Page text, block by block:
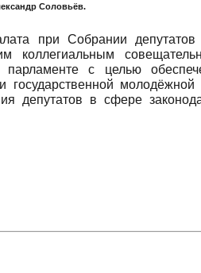
Соловьёв.
при Собрании депутатов
коллегиальным
с целью
молодёжной
депутатов в сфере